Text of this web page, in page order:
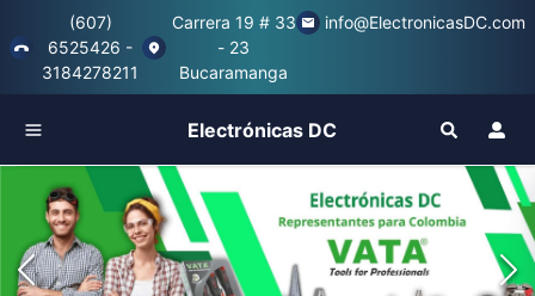
(607)
6525426 -
3184278211
Carrera 19 # 33
- 23
Bucaramanga
info@ElectronicasDC.com
Electrónicas DC